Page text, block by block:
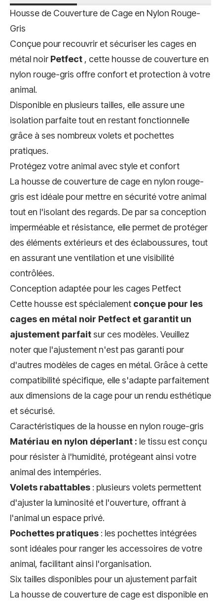
Housse de Couverture de Cage en Nylon Rouge-
Gris
Conçue pour recouvrir et sécuriser les cages en
métal noir Petfect , cette housse de couverture en
nylon rouge-gris offre confort et protection à votre
animal.
Disponible en plusieurs tailles, elle assure une
isolation parfaite tout en restant fonctionnelle
grâce à ses nombreux volets et pochettes
pratiques.
Protégez votre animal avec style et confort
La housse de couverture de cage en nylon rouge-
gris est idéale pour mettre en sécurité votre animal
tout en l'isolant des regards. De par sa conception
imperméable et résistance, elle permet de protéger
des éléments extérieurs et des éclaboussures, tout
en assurant une ventilation et une visibilité
contrôlées.
Conception adaptée pour les cages Petfect
Cette housse est spécialement conçue pour les
cages en métal noir Petfect et garantit un
ajustement parfaitsur ces modèles. Veuillez
noter que l'ajustement n'est pas garanti pour
d'autres modèles de cages en métal. Grâce à cette
compatibilité spécifique, elle s'adapte parfaitement
aux dimensions de la cage pour un rendu esthétique
et sécurisé.
Caractéristiques de la housse en nylon rouge-gris
Matériau en nylon déperlant : le tissu est conçu
pour résister à l'humidité, protégeant ainsi votre
animal des intempéries.
Volets rabattables : plusieurs volets permettent
d'ajuster la luminosité et l'ouverture, offrant à
l'animal un espace privé.
Pochettes pratiques : les pochettes intégrées
sont idéales pour ranger les accessoires de votre
animal, facilitant ainsi l'organisation.
Six tailles disponibles pour un ajustement parfait
La housse de couverture de cage est disponible en